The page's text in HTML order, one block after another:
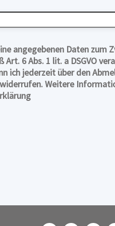
angegebenen Daten zum
6 Abs. 1 lit. a DSGVO
ich jederzeit über den
Weitere